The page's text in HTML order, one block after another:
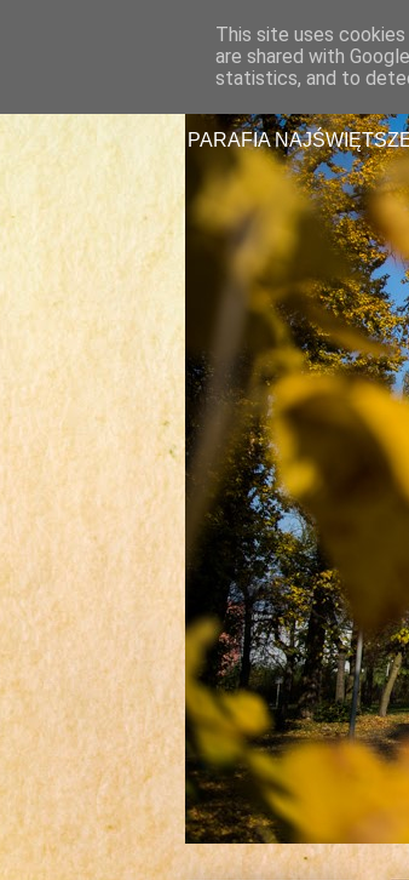
Parafia
PARAFIA
This site uses
are shared with
statistics, and to